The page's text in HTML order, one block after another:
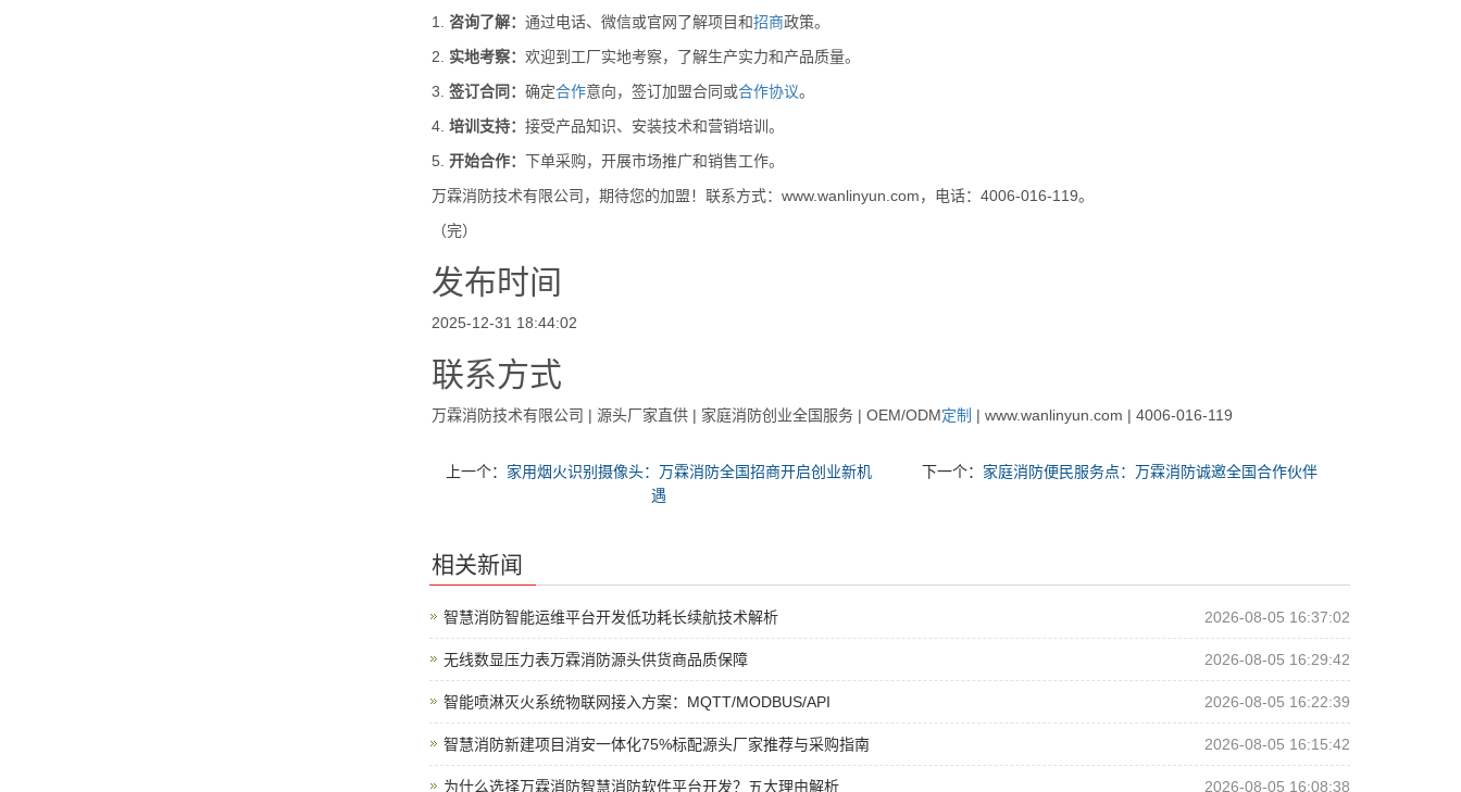
1. 咨询了解： 通过电话、微信或官网了解项目和招商政策。
2. 实地考察： 欢迎到工厂实地考察，了解生产实力和产品质量。
3. 签订合同： 确定合作意向，签订加盟合同或合作协议。
4. 培训支持： 接受产品知识、安装技术和营销培训。
5. 开始合作： 下单采购，开展市场推广和销售工作。
万霖消防技术有限公司，期待您的加盟！联系方式：www.wanlinyun.com，电话：4006-016-119。
（完）
发布时间
2025-12-31 18:44:02
联系方式
万霖消防技术有限公司 | 源头厂家直供 | 家庭消防创业全国服务 | OEM/ODM定制 | www.wanlinyun.com | 4006-016-119
上一个： 家用烟火识别摄像头：万霖消防全国招商开启创业新机
遇
下一个： 家庭消防便民服务点：万霖消防诚邀全国合作伙伴
相关新闻
智慧消防智能运维平台开发低功耗长续航技术解析 2026-08-05 16:37:02
无线数显压力表万霖消防源头供货商品质保障 2026-08-05 16:29:42
智能喷淋灭火系统物联网接入方案：MQTT/MODBUS/API 2026-08-05 16:22:39
智慧消防新建项目消安一体化75%标配源头厂家推荐与采购指南 2026-08-05 16:15:42
为什么选择万霖消防智慧消防软件平台开发？五大理由解析 2026-08-05 16:08:38